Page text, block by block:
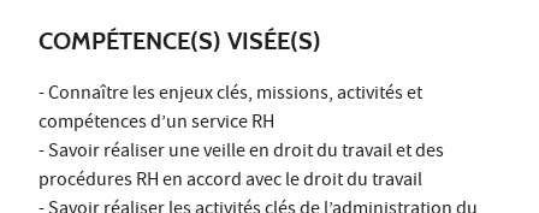
COMPÉTENCE(S) VISÉE(S)
- Connaître les enjeux clés, missions, activités et
compétences d’un service RH
- Savoir réaliser une veille en droit du travail et des
procédures RH en accord avec le droit du travail